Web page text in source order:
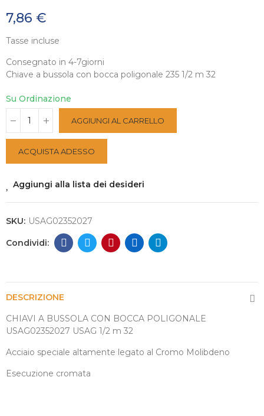
7,86 €
Tasse incluse
Consegnato in 4-7giorni
Chiave a bussola con bocca poligonale 235 1/2 m 32
Su Ordinazione
AGGIUNGI AL CARRELLO
ACQUISTA ADESSO
Aggiungi alla lista dei desideri
SKU: USAG02352027
DESCRIZIONE
CHIAVI A BUSSOLA CON BOCCA POLIGONALE
USAG02352027 USAG 1/2 m 32
Acciaio speciale altamente legato al Cromo Molibdeno
Esecuzione cromata